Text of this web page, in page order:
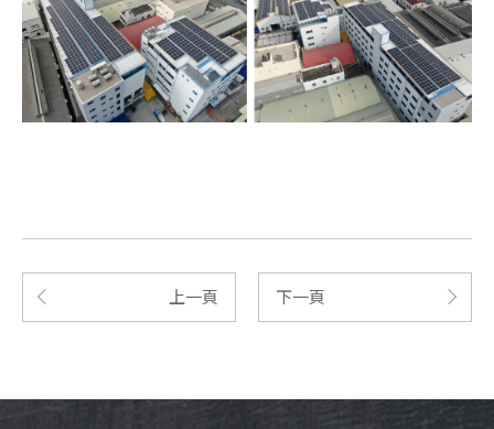
上一頁 下一頁